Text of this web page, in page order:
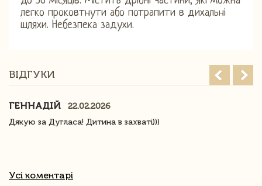
легко проковтнути або потрапити в дихальні
шляхи. Небезпека задухи.
ВІДГУКИ
ГЕННАДІЙ
22.02.2026
Дякую за Дугласа! Дитина в захваті)))
Усі коментарі